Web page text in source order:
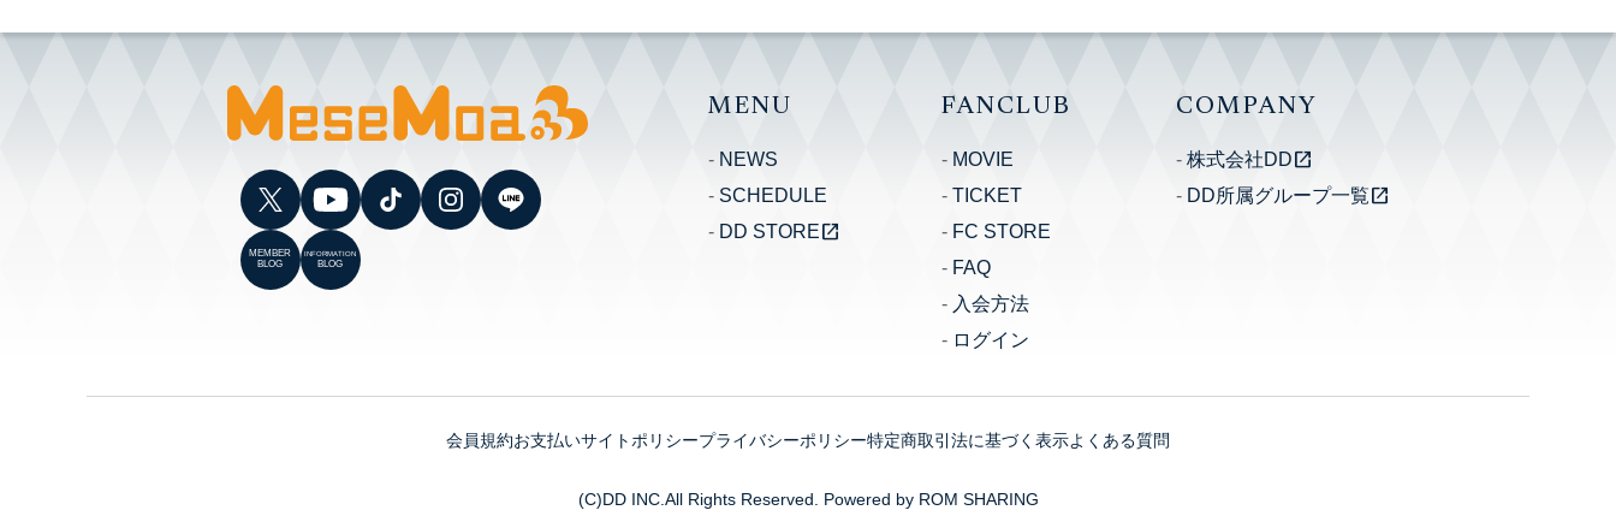
MEMBER
BLOG
INFORMATION
BLOG
MENU
NEWS
SCHEDULE
DD STOREopen_in_new
FANCLUB
MOVIE
TICKET
FC STORE
FAQ
入会方法
ログイン
COMPANY
株式会社DDopen_in_new
DD所属グループ一覧open_in_new
会員規約お支払いサイトポリシープライバシーポリシー特定商取引法に基づく表示よくある質問
(C)DD INC.All Rights Reserved. Powered by ROM SHARING